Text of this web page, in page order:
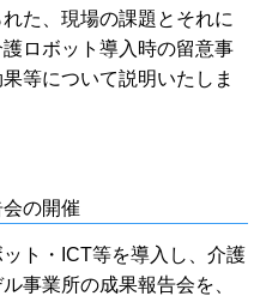
た、現場の課題とそれに
ロボット導入時の留意事
等について説明いたしま
の開催
ト・ICT等を導入し、介護
事業所の成果報告会を、